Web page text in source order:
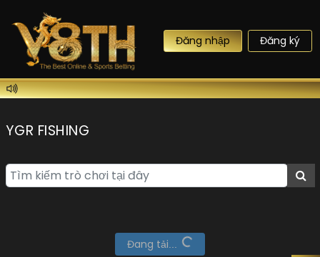
Đăng nhập Đăng ký
YGR FISHING
Đang tải...